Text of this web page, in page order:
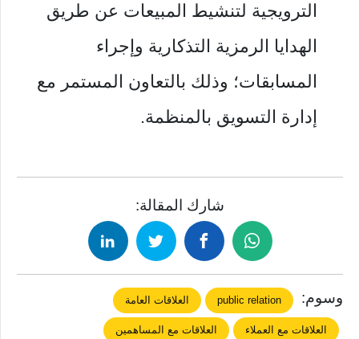
الترويجية لتنشيط المبيعات عن طريق
الهدايا الرمزية التذكارية وإجراء
المسابقات؛ وذلك بالتعاون المستمر مع
إدارة التسويق بالمنظمة.
شارك المقالة:
وسوم: public relation العلاقات العامة
العلاقات مع العملاء العلاقات مع المساهمين